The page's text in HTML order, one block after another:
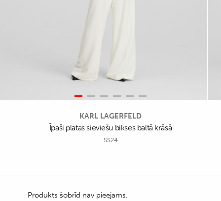
KARL LAGERFELD
Īpaši platas sieviešu bikses baltā krāsā
SS24
Produkts šobrīd nav pieejams.